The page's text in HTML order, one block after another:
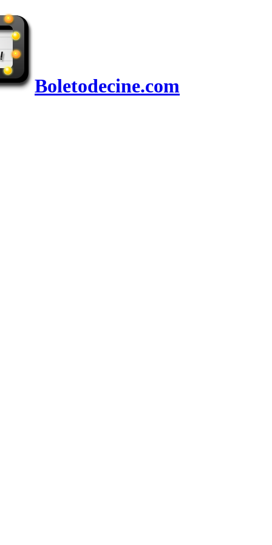
Boletodecine.com